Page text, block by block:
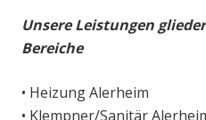
Unsere Leistungen
Bereiche
• Heizung Alerheim
• Klempner/Sanitär